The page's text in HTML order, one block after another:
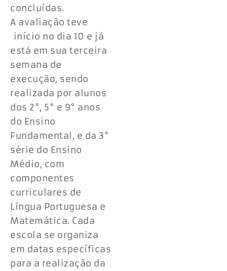
concluídas.
A avaliação teve
início no dia 10 e já
está em sua terceira
semana de
execução, sendo
realizada por alunos
dos 2°, 5° e 9° anos
do Ensino
Fundamental, e da 3°
série do Ensino
Médio, com
componentes
curriculares de
Língua Portuguesa e
Matemática. Cada
escola se organiza
em datas específicas
para a realização da